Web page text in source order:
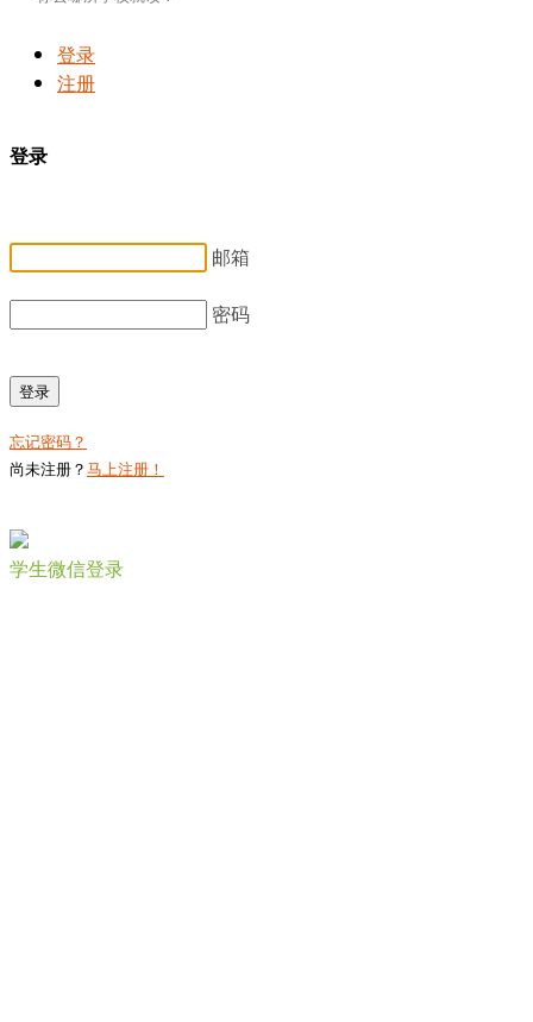
登录
注册
登录
邮箱
密码
登录
忘记密码？
尚未注册？马上注册！
学生微信登录